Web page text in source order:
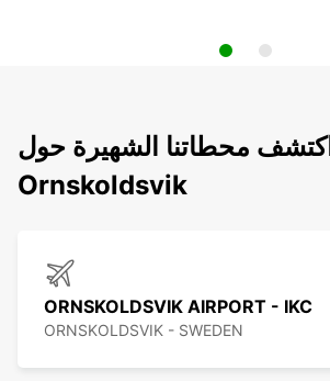
اكتشف محطاتنا الشهيرة حول
Ornskoldsvik
ORNSKOLDSVIK AIRPORT - IKC
ORNSKOLDSVIK - SWEDEN